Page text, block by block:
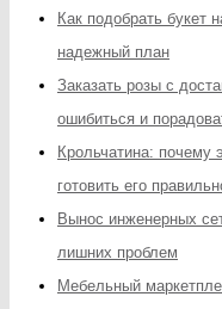
Как подобрать букет
надежный план
Заказать розы с
ошибиться и
Крольчатина: почему
готовить его
Вынос инженерных
лишних проблем
Мебельный